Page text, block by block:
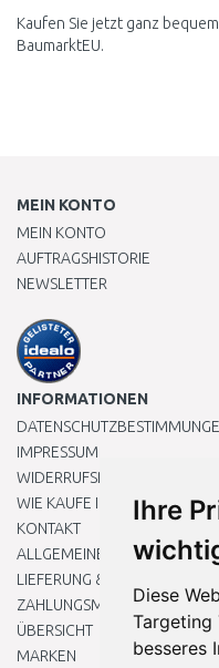
Ihre
Diese
Targeting
besseres
Kaufen Sie jetzt ganz
BaumarktEU.
MEIN KONTO
MEIN KONTO
AUFTRAGSHISTORIE
NEWSLETTER
INFORMATIONEN
IMPRESSUM
WIDERRUFSRECHT
WIE KAUFE ICH EIN?
KONTAKT
ALLGEMEINEN
LIEFERUNG & ZAHLUNG
ZAHLUNGSMETHODEN
ÜBERSICHT
MARKEN